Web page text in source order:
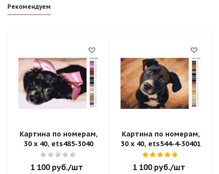
Рекомендуем
Картина по номерам,
30 x 40, ets485-3040
1 100руб./шт
Картина по номерам,
30 x 40, ets544-4-30401
1 100руб./шт